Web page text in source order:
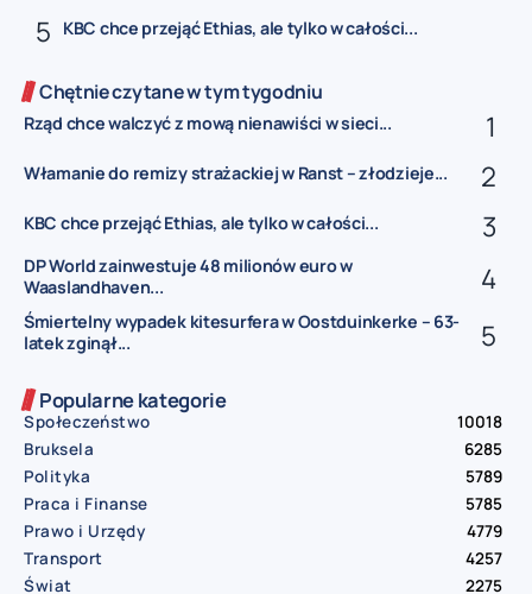
KBC chce przejąć Ethias, ale tylko w całości...
Chętnie czytane w tym tygodniu
Rząd chce walczyć z mową nienawiści w sieci...
Włamanie do remizy strażackiej w Ranst – złodzieje...
KBC chce przejąć Ethias, ale tylko w całości...
DP World zainwestuje 48 milionów euro w
Waaslandhaven...
Śmiertelny wypadek kitesurfera w Oostduinkerke – 63-
latek zginął...
Popularne kategorie
Społeczeństwo
10018
Bruksela
6285
Polityka
5789
Praca i Finanse
5785
Prawo i Urzędy
4779
Transport
4257
Świat
2275